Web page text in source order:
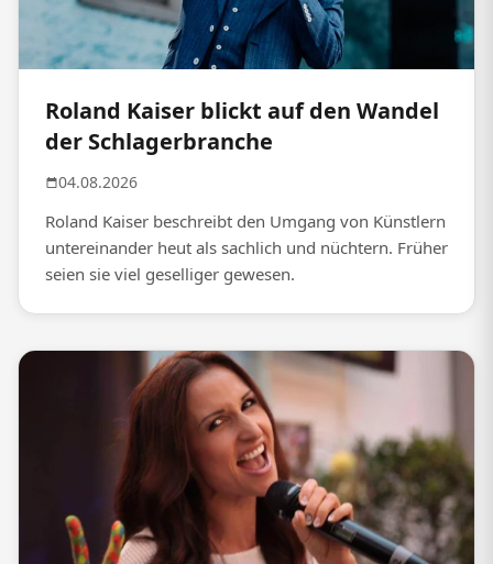
Roland Kaiser blickt auf den Wandel
der Schlagerbranche
04.08.2026
Roland Kaiser beschreibt den Umgang von Künstlern
untereinander heut als sachlich und nüchtern. Früher
seien sie viel geselliger gewesen.